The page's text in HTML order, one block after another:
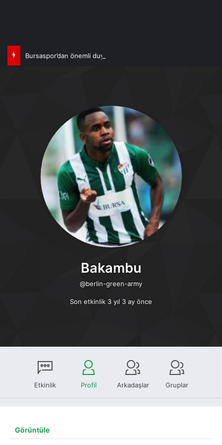
Bursaspor’dan önemli duyuru!
Bakambu
@berlin-green-army
Son etkinlik 3 yıl 3 ay önce
Etkinlik Profil Arkadaşlar Gruplar
Görüntüle